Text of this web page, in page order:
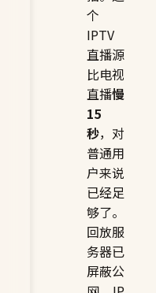
个
IPTV
直播源
比电视
直播慢
15
秒，对
普通用
户来说
已经足
够了。
回放服
务器已
屏蔽公